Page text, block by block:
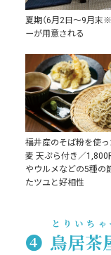
夏期（6月2日～9月末
ーが用意される
福井産のそば粉を使っ
麦 天ぷら付き／1,800
やウルメなどの5種の
たツユと好相性
❹ 鳥居茶
とりいちゃ